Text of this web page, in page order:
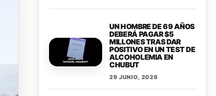
UN HOMBRE DE 69 AÑOS
DEBERÁ PAGAR $5
MILLONES TRAS DAR
POSITIVO EN UN TEST DE
ALCOHOLEMIA EN
CHUBUT
29 JUNIO, 2026